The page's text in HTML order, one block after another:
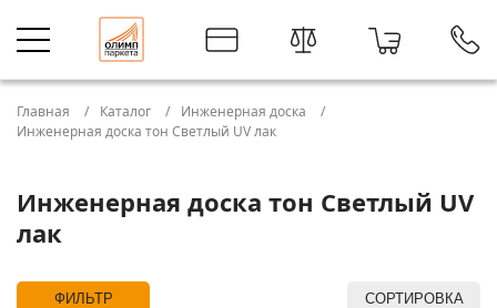
Главная Каталог
Инженерная доска
Инженерная доска тон Светлый UV лак
Инженерная доска тон Светлый UV
лак
ФИЛЬТР СОРТИРОВКА